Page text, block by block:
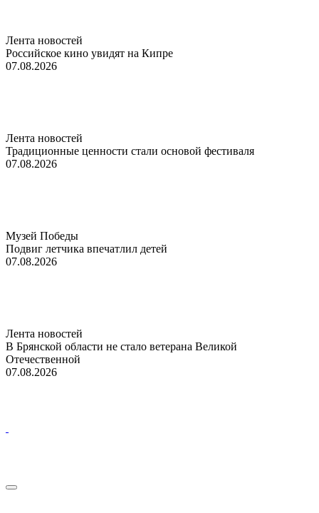
Лента новостей
Российское кино увидят на Кипре
07.08.2026
Лента новостей
Традиционные ценности стали основой фестиваля
07.08.2026
Музей Победы
Подвиг летчика впечатлил детей
07.08.2026
Лента новостей
В Брянской области не стало ветерана Великой
Отечественной
07.08.2026